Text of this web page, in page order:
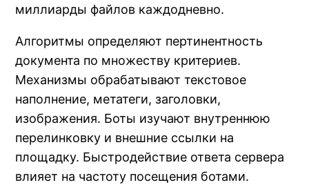
миллиарды файлов каждодневно.
Алгоритмы определяют пертинентность
документа по множеству критериев.
Механизмы обрабатывают текстовое
наполнение, метатеги, заголовки,
изображения. Боты изучают внутреннюю
перелинковку и внешние ссылки на
площадку. Быстродействие ответа сервера
влияет на частоту посещения ботами.